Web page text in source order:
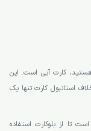
هستید، کارت آبی است. این
این حال برخلاف استانبول کارت تنها یک
تا از بلوکارت استفاده